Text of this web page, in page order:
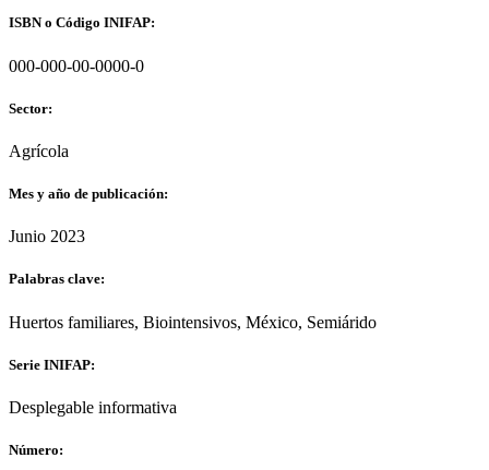
ISBN o Código INIFAP:
000-000-00-0000-0
Sector:
Agrícola
Mes y año de publicación:
Junio 2023
Palabras clave:
Huertos familiares, Biointensivos, México, Semiárido
Serie INIFAP:
Desplegable informativa
Número: